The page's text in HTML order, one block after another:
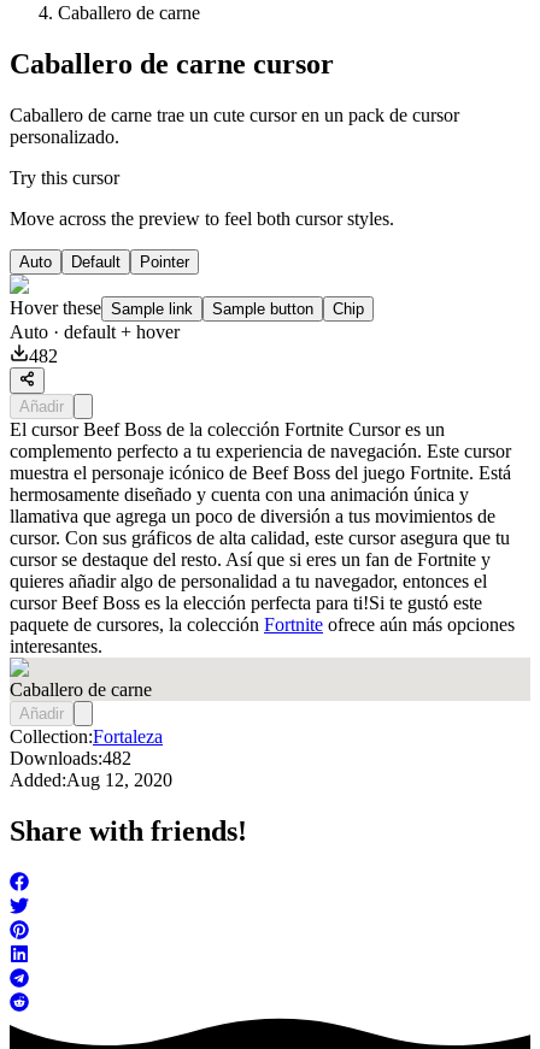
Caballero de carne
Caballero de carne cursor
Caballero de carne trae un cute cursor en un pack de cursor
personalizado.
Try this cursor
Move across the preview to feel both cursor styles.
Auto Default Pointer
Hover these Sample link Sample button Chip
Auto · default + hover
482
Añadir
El cursor Beef Boss de la colección Fortnite Cursor es un
complemento perfecto a tu experiencia de navegación. Este cursor
muestra el personaje icónico de Beef Boss del juego Fortnite. Está
hermosamente diseñado y cuenta con una animación única y
llamativa que agrega un poco de diversión a tus movimientos de
cursor. Con sus gráficos de alta calidad, este cursor asegura que tu
cursor se destaque del resto. Así que si eres un fan de Fortnite y
quieres añadir algo de personalidad a tu navegador, entonces el
cursor Beef Boss es la elección perfecta para ti!Si te gustó este
paquete de cursores, la colección Fortnite ofrece aún más opciones
interesantes.
Caballero de carne
Añadir
Collection:Fortaleza
Downloads:482
Added:Aug 12, 2020
Share with friends!